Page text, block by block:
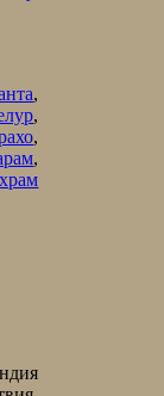
,
,
,
,
храм